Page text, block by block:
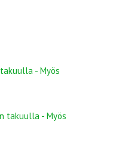
- Myös
takuulla - Myös